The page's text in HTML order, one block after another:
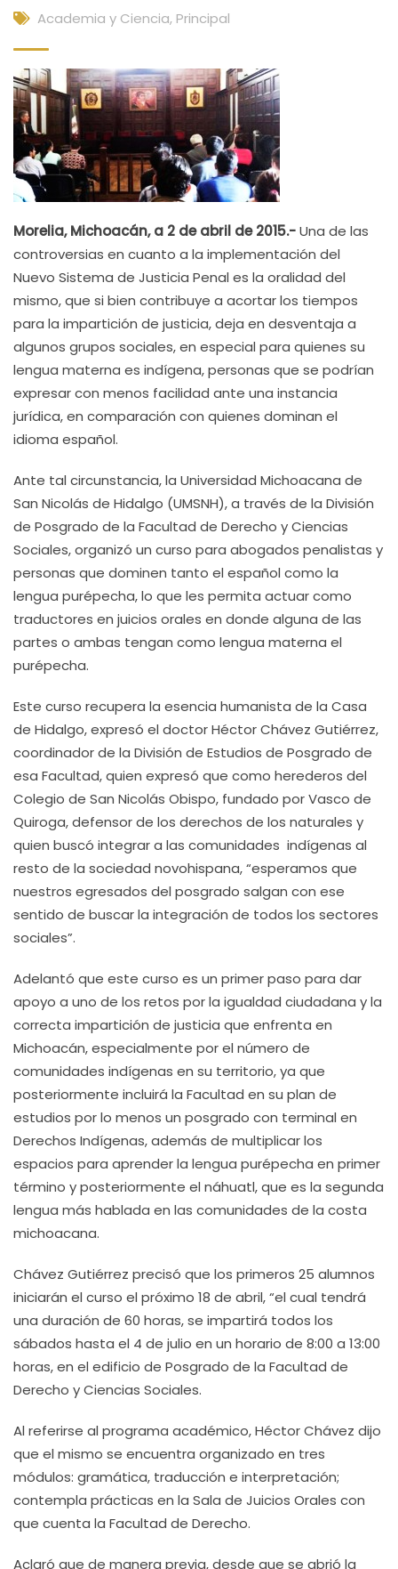
Academia y Ciencia, Principal
Morelia, Michoacán, a 2 de abril de 2015.-Una de las
controversias en cuanto a la implementación del
Nuevo Sistema de Justicia Penal es la oralidad del
mismo, que si bien contribuye a acortar los tiempos
para la impartición de justicia, deja en desventaja a
algunos grupos sociales, en especial para quienes su
lengua materna es indígena, personas que se podrían
expresar con menos facilidad ante una instancia
jurídica, en comparación con quienes dominan el
idioma español.
Ante tal circunstancia, la Universidad Michoacana de
San Nicolás de Hidalgo (UMSNH), a través de la División
de Posgrado de la Facultad de Derecho y Ciencias
Sociales, organizó un curso para abogados penalistas y
personas que dominen tanto el español como la
lengua purépecha, lo que les permita actuar como
traductores en juicios orales en donde alguna de las
partes o ambas tengan como lengua materna el
purépecha.
Este curso recupera la esencia humanista de la Casa
de Hidalgo, expresó el doctor Héctor Chávez Gutiérrez,
coordinador de la División de Estudios de Posgrado de
esa Facultad, quien expresó que como herederos del
Colegio de San Nicolás Obispo, fundado por Vasco de
Quiroga, defensor de los derechos de los naturales y
quien buscó integrar a las comunidades indígenas al
resto de la sociedad novohispana, “esperamos que
nuestros egresados del posgrado salgan con ese
sentido de buscar la integración de todos los sectores
sociales”.
Adelantó que este curso es un primer paso para dar
apoyo a uno de los retos por la igualdad ciudadana y la
correcta impartición de justicia que enfrenta en
Michoacán, especialmente por el número de
comunidades indígenas en su territorio, ya que
posteriormente incluirá la Facultad en su plan de
estudios por lo menos un posgrado con terminal en
Derechos Indígenas, además de multiplicar los
espacios para aprender la lengua purépecha en primer
término y posteriormente el náhuatl, que es la segunda
lengua más hablada en las comunidades de la costa
michoacana.
Chávez Gutiérrez precisó que los primeros 25 alumnos
iniciarán el curso el próximo 18 de abril, “el cual tendrá
una duración de 60 horas, se impartirá todos los
sábados hasta el 4 de julio en un horario de 8:00 a 13:00
horas, en el edificio de Posgrado de la Facultad de
Derecho y Ciencias Sociales.
Al referirse al programa académico, Héctor Chávez dijo
que el mismo se encuentra organizado en tres
módulos: gramática, traducción e interpretación;
contempla prácticas en la Sala de Juicios Orales con
que cuenta la Facultad de Derecho.
Aclaró que de manera previa, desde que se abrió la